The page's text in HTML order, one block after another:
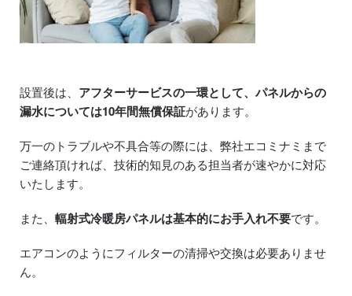
設置後は、 アフターサービスの一環として、パネルからの
漏水については10年間無償保証があります。
万一のトラブルや不具合等の際には、弊社エコミナミまで
ご連絡頂ければ、技術的知見のある担当者が速やかに対応
いたします。
また、 輻射式冷暖房パネルは基本的にお手入れ不要です。
エアコンのようにフィルターの清掃や交換は必要ありませ
ん。